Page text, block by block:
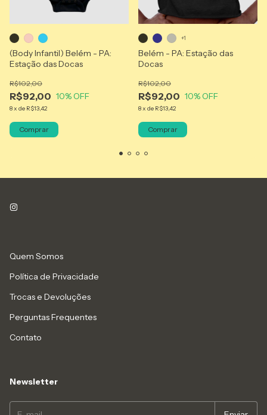
(Body Infantil) Belém - PA:
Estação das Docas
R$92,00
R$102,00
10% OFF
8x de R$13,42
Comprar
Belém - PA: Estação das
Docas
R$92,00
R$102,00
10% OFF
8x de R$13,42
+1
Comprar
Quem Somos
Política de Privacidade
Trocas e Devoluções
Perguntas Frequentes
Contato
Newsletter